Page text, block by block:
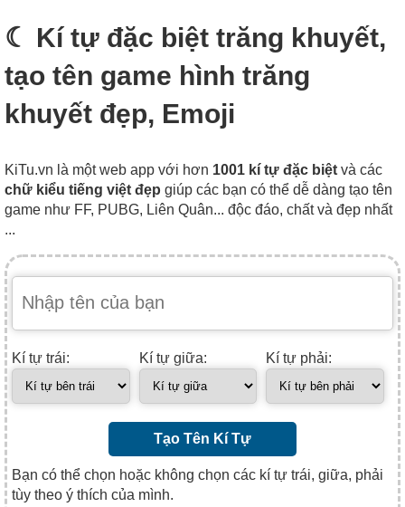
☾ Kí tự đặc biệt trăng khuyết,
tạo tên game hình trăng
khuyết đẹp, Emoji
KiTu.vn là một web app với hơn 1001 kí tự đặc biệt và các
chữ kiểu tiếng việt đẹp giúp các bạn có thể dễ dàng tạo tên
game như FF, PUBG, Liên Quân... độc đáo, chất và đẹp nhất
...
Kí tự trái: Kí tự giữa: Kí tự phải:
Tạo Tên Kí Tự
Bạn có thể chọn hoặc không chọn các kí tự trái, giữa, phải
tùy theo ý thích của mình.